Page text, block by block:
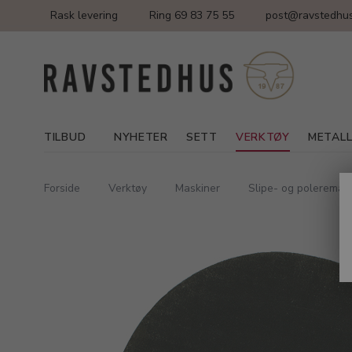
Rask levering Ring 69 83 75 55
TILBUD NYHETER SETT VERKTØY
Forside Verktøy Maskiner Slipe- og